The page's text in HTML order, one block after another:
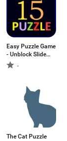
Easy Puzzle Game
- Unblock Slide
Pictures Puzz
-
The Cat Puzzle